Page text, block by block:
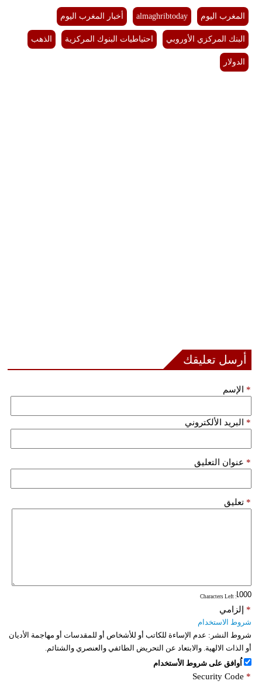
المغرب اليوم almaghribtoday أخبار المغرب اليوم
البنك المركزي الأوروبي احتياطيات البنوك المركزية الذهب
الدولار
أرسل تعليقك
الإسم *
البريد الألكتروني *
عنوان التعليق *
تعليق *
: Characters Left
إلزامي *
شروط الاستخدام
شروط النشر: عدم الإساءة للكاتب أو للأشخاص أو للمقدسات أو مهاجمة الأديان
أو الذات الالهية. والابتعاد عن التحريض الطائفي والعنصري والشتائم.
اُوافق على شروط الأستخدام
Security Code *